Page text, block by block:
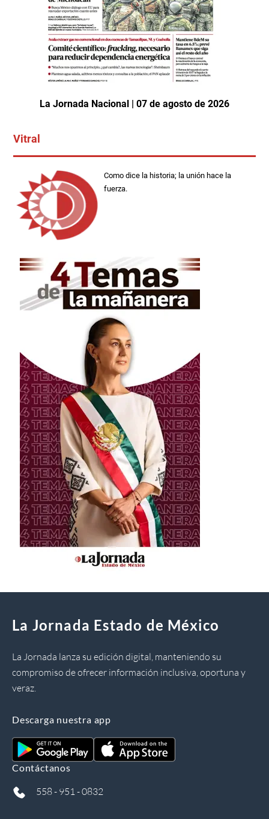
La Jornada Nacional | 07 de agosto de 2026
Vitral
Como dice la historia; la unión hace la
fuerza.
La Jornada Estado de México
La Jornada lanza su edición digital, manteniendo su
compromiso de ofrecer información inclusiva, oportuna y
veraz.
Descarga nuestra app
Contáctanos
558 - 951 - 0832